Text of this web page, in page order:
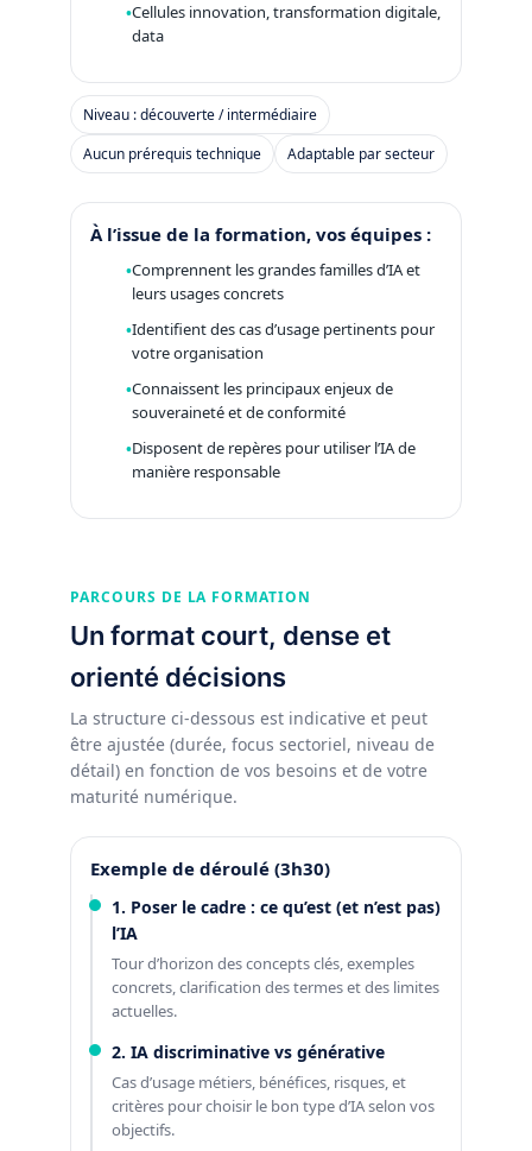
Cellules innovation, transformation digitale,
data
Niveau : découverte / intermédiaire
Aucun prérequis technique
Adaptable par secteur
À l’issue de la formation, vos équipes :
Comprennent les grandes familles d’IA et
leurs usages concrets
Identifient des cas d’usage pertinents pour
votre organisation
Connaissent les principaux enjeux de
souveraineté et de conformité
Disposent de repères pour utiliser l’IA de
manière responsable
PARCOURS DE LA FORMATION
Un format court, dense et
orienté décisions
La structure ci-dessous est indicative et peut
être ajustée (durée, focus sectoriel, niveau de
détail) en fonction de vos besoins et de votre
maturité numérique.
Exemple de déroulé (3h30)
1. Poser le cadre : ce qu’est (et n’est pas)
l’IA
Tour d’horizon des concepts clés, exemples
concrets, clarification des termes et des limites
actuelles.
2. IA discriminative vs générative
Cas d’usage métiers, bénéfices, risques, et
critères pour choisir le bon type d’IA selon vos
objectifs.